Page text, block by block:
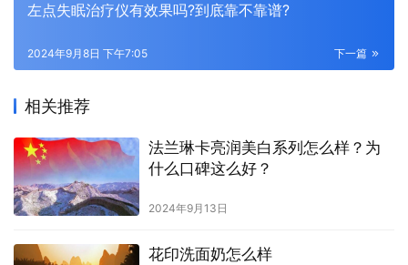
左点失眠治疗仪有效果吗?到底靠不靠谱?
下一篇
2024年9月8日 下午7:05
相关推荐
法兰琳卡亮润美白系列怎么样？为
什么口碑这么好？
2024年9月13日
花印洗面奶怎么样